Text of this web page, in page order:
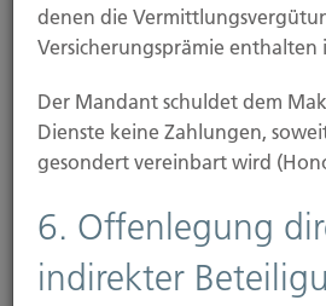
Zeitumstellung bringt
worauf Haushalte jetzt
Mit der Umstellung auf die
Ende Oktober beginnt auch die
denen die
Versicherungsprämie enthalten
Der Mandant schuldet dem
Dienste keine Zahlungen,
gesondert vereinbart wird
6. Offenlegung
indirekter